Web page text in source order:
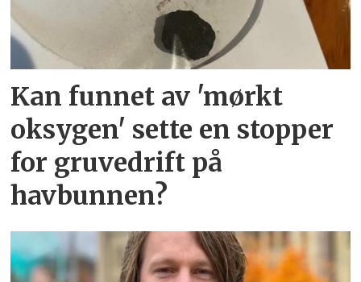
Kan funnet av 'mørkt
oksygen' sette en stopper
for gruvedrift på
havbunnen?